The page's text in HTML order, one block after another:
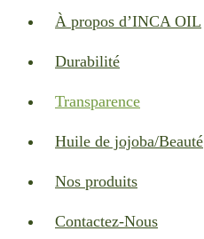
À propos d’INCA OIL
Durabilité
Transparence
Huile de jojoba/Beauté
Nos produits
Contactez-Nous